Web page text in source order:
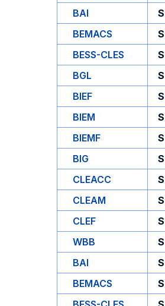
BAI
S
BEMACS
S
BESS-CLES
S
BGL
S
BIEF
S
BIEM
S
BIEMF
S
BIG
S
CLEACC
S
CLEAM
S
CLEF
S
WBB
S
BAI
S
BEMACS
S